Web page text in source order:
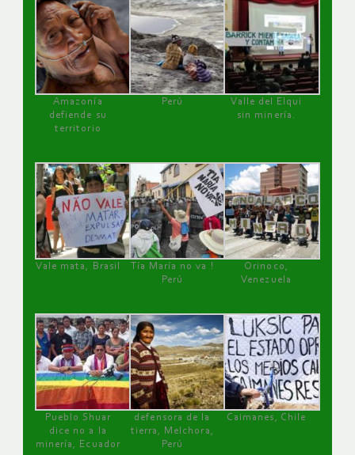
Amazonía
defiende su
territorio
Perú
Valle del Elqui
sin minería.
Vale mata, Brasil
Tía María no va !
Perú
Orinoco,
Venezuela
Pueblo Shuar
dice no a la
minería, Ecuador
defensora de la
tierra, Melchora,
Perú
Caimanes, Chile